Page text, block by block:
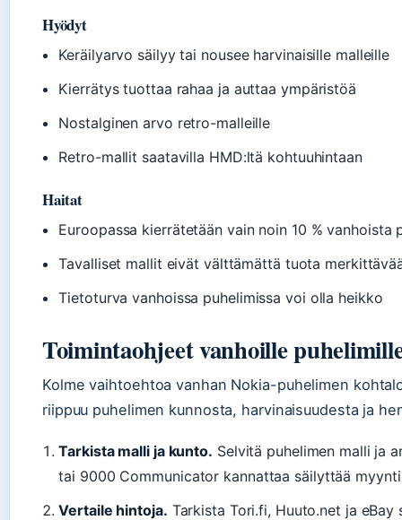
Hyödyt
Keräilyarvo säilyy tai nousee harvinaisille malleille
Kierrätys tuottaa rahaa ja auttaa ympäristöä
Nostalginen arvo retro-malleille
Retro-mallit saatavilla HMD:ltä kohtuuhintaan
Haitat
Euroopassa kierrätetään vain noin 10 % vanhoista
Tavalliset mallit eivät välttämättä tuota
Tietoturva vanhoissa puhelimissa voi olla heikko
Toimintaohjeet vanhoille
Kolme vaihtoehtoa vanhan Nokia-puhelimen
riippuu puhelimen kunnosta, harvinaisuudesta ja
Tarkista malli ja kunto. Selvitä puhelimen malli ja
tai 9000 Communicator kannattaa säilyttää
Vertaile hintoja. Tarkista Tori.fi, Huuto.net ja